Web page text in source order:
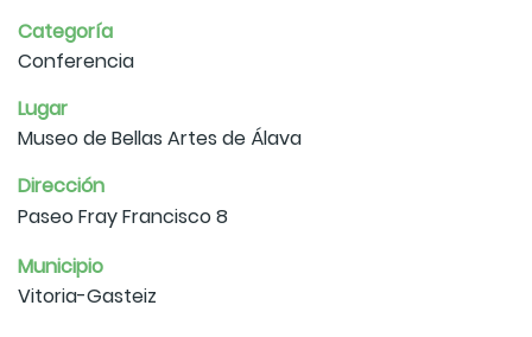
Categoría
Conferencia
Lugar
Museo de Bellas Artes de Álava
Dirección
Paseo Fray Francisco 8
Municipio
Vitoria-Gasteiz